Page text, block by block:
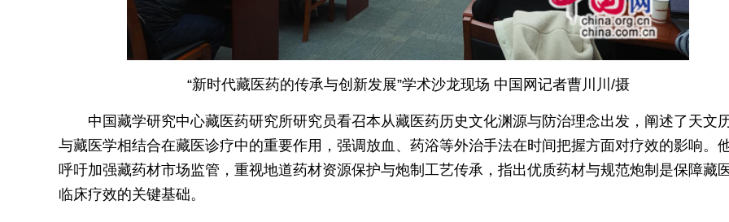
“新时代藏医药的传承与创新发展”学术沙龙现场 中国网记者曹川川/摄
中国藏学研究中心藏医药研究所研究员看召本从藏医药历史文化渊源与防治理念出发，阐述了天文
与藏医学相结合在藏医诊疗中的重要作用，强调放血、药浴等外治手法在时间把握方面对疗效的影响。
呼吁加强藏药材市场监管，重视地道药材资源保护与炮制工艺传承，指出优质药材与规范炮制是保障藏
临床疗效的关键基础。